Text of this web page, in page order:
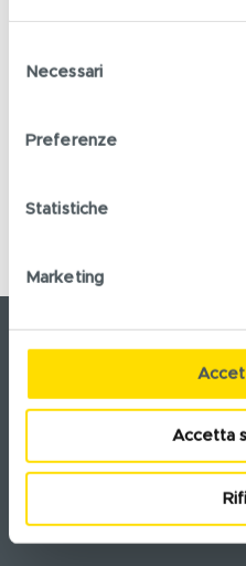
delNecessari
Preferenze
Statistiche
Marketing
Accetta
namedgroup.com è un
Named S.r.l.